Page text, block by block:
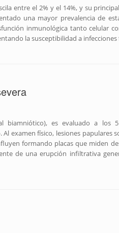
entre el 2% y el 14%, y su
una mayor prevalencia de
inmunológica tanto celular
la susceptibilidad a infecciones
biamniótico), es evaluado a los
examen físico, lesiones
formando placas que miden
de una erupción infiltrativa